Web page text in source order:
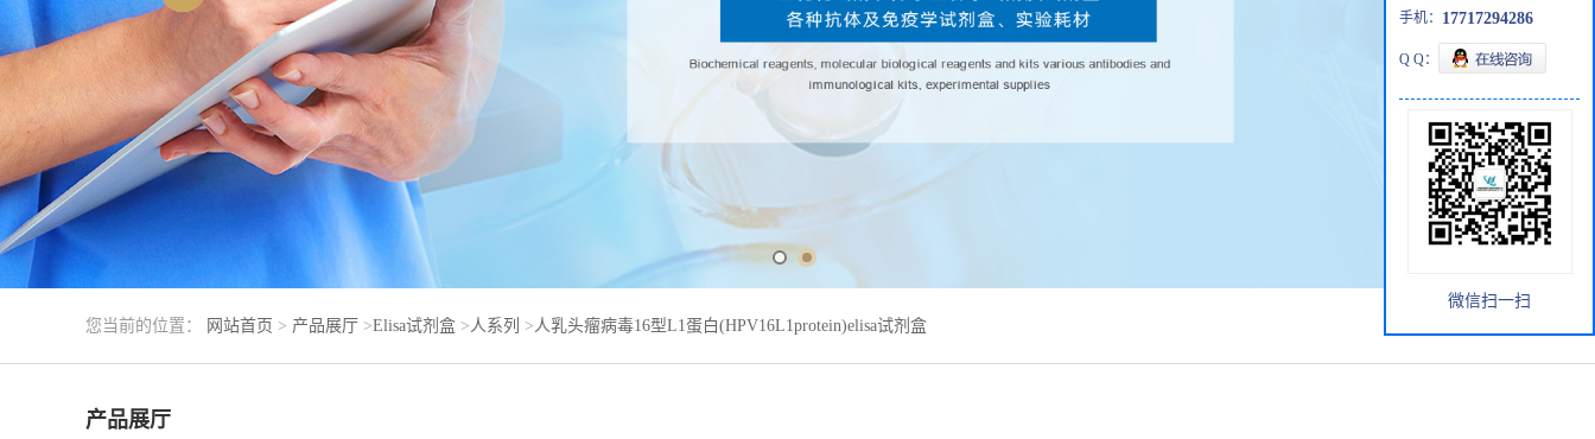
您当前的位置： 网站首页 > 产品展厅 >Elisa试剂盒 > 人系列 > 人乳头瘤病毒16型L1蛋白(HPV16L1protein)elisa试剂盒
产品展厅
手机： 17717294286
Q Q：
微信扫一扫